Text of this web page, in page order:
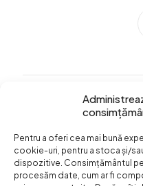
Pentru a oferi cea mai bună
cookie-uri, pentru a stoca și/
dispozitive. Consimțământul
procesăm date, cum ar fi
Termeni si conditii
Confidentialitatea